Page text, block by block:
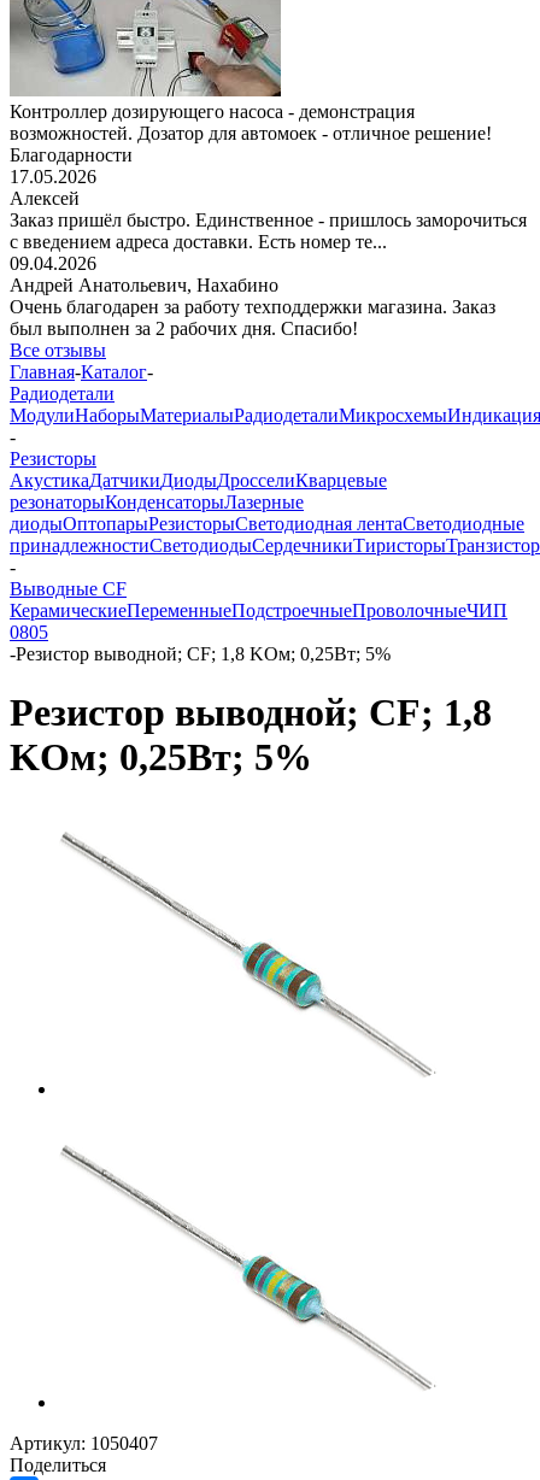
Контроллер дозирующего насоса - демонстрация
возможностей. Дозатор для автомоек - отличное решение!
Благодарности
17.05.2026
Алексей
Заказ пришёл быстро. Единственное - пришлось заморочиться
с введением адреса доставки. Есть номер те...
09.04.2026
Андрей Анатольевич, Нахабино
Очень благодарен за работу техподдержки магазина. Заказ
был выполнен за 2 рабочих дня. Спасибо!
Все отзывы
Главная-Каталог-
Радиодетали
МодулиНаборыМатериалыРадиодеталиМикросхемыИндикация
-
Резисторы
АкустикаДатчикиДиодыДросселиКварцевые
резонаторыКонденсаторыЛазерные
диодыОптопарыРезисторыСветодиодная лентаСветодиодные
принадлежностиСветодиодыСердечникиТиристоры
-
Выводные CF
КерамическиеПеременныеПодстроечныеПроволочныеЧИП
0805
-Резистор выводной; CF; 1,8 KОм; 0,25Вт; 5%
Резистор выводной; CF; 1,8
KОм; 0,25Вт; 5%
Артикул: 1050407
Поделиться